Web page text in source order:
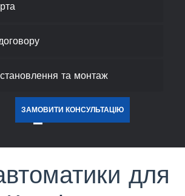
та монтаж
ЗАМОВИТИ КОНСУЛЬТАЦІЮ
для